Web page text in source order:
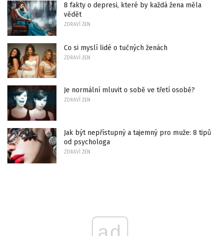
8 fakty o depresi, které by každá žena měla
vědět
ZDRAVÍ ŽEN
Co si myslí lidé o tučných ženách
ZDRAVÍ ŽEN
Je normální mluvit o sobě ve třetí osobě?
ZDRAVÍ ŽEN
Jak být nepřístupný a tajemný pro muže: 8 tipů
od psychologa
ZDRAVÍ ŽEN